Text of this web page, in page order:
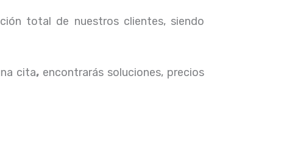
total de nuestros clientes, siendo
cita, encontrarás soluciones, precios